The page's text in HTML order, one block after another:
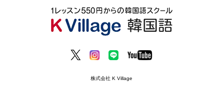
株式会社 K Village